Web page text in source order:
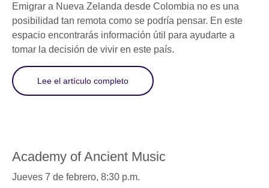
Emigrar a Nueva Zelanda desde Colombia no es una
posibilidad tan remota como se podría pensar. En este
espacio encontrarás información útil para ayudarte a
tomar la decisión de vivir en este país.
Lee el artículo completo
Academy of Ancient Music
Jueves 7 de febrero, 8:30 p.m.